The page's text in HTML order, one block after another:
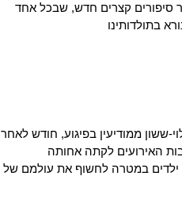
סיפורים קצרים חדש, שבכל אחד
בתולדותינו
ששון ממודיעין בפיגוע, חודש לאחר
האירועים לקתה אחותה
במטרה לחשוף את עולמם של